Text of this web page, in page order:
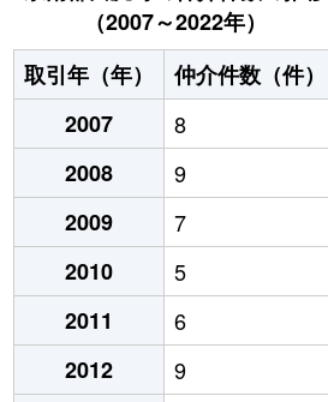
（2007～2022年）
取引年（年）
仲介件数（件）
2007
8
2008
9
2009
7
2010
5
2011
6
2012
9